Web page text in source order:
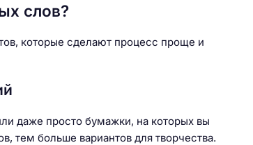
слов?
которые сделают процесс проще и
даже просто бумажки, на которых вы
тем больше вариантов для творчества.